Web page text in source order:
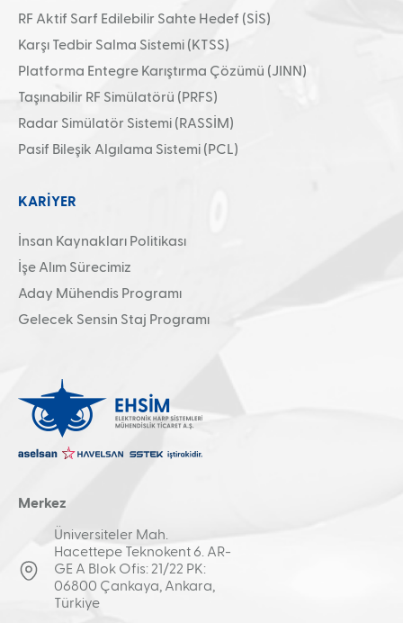
RF Aktif Sarf Edilebilir Sahte Hedef (SİS)
Karşı Tedbir Salma Sistemi (KTSS)
Platforma Entegre Karıştırma Çözümü (JINN)
Taşınabilir RF Simülatörü (PRFS)
Radar Simülatör Sistemi (RASSİM)
Pasif Bileşik Algılama Sistemi (PCL)
KARİYER
İnsan Kaynakları Politikası
İşe Alım Sürecimiz
Aday Mühendis Programı
Gelecek Sensin Staj Programı
Merkez
Üniversiteler Mah.
Hacettepe Teknokent 6. AR-
GE A Blok Ofis: 21/22 PK:
06800 Çankaya, Ankara,
Türkiye